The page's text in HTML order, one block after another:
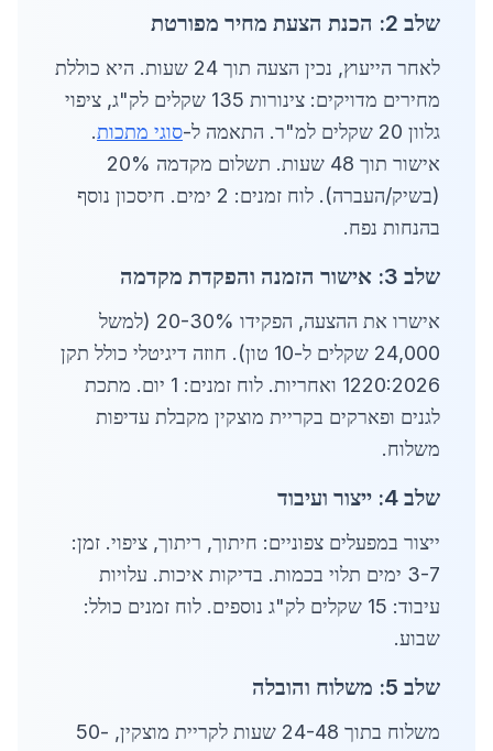
שלב 2: הכנת הצעת מחיר מפורטת
לאחר הייעוץ, נכין הצעה תוך 24 שעות. היא כוללת
מחירים מדויקים: צינורות 135 שקלים לק"ג, ציפוי
גלוון 20 שקלים למ"ר. התאמה ל-
סוגי מתכות.
אישור תוך 48 שעות. תשלום מקדמה 20%
(בשיק/העברה). לוח זמנים: 2 ימים. חיסכון נוסף
בהנחות נפח.
שלב 3: אישור הזמנה והפקדת מקדמה
אישרו את ההצעה, הפקידו 20-30% (למשל
24,000 שקלים ל-10 טון). חוזה דיגיטלי כולל תקן
1220:2026 ואחריות. לוח זמנים: 1 יום. מתכת
לגנים ופארקים בקריית מוצקין מקבלת עדיפות
משלוח.
שלב 4: ייצור ועיבוד
ייצור במפעלים צפוניים: חיתוך, ריתוך, ציפוי. זמן:
3-7 ימים תלוי בכמות. בדיקות איכות. עלויות
עיבוד: 15 שקלים לק"ג נוספים. לוח זמנים כולל:
שבוע.
שלב 5: משלוח והובלה
משלוח בתוך 24-48 שעות לקריית מוצקין, 50-